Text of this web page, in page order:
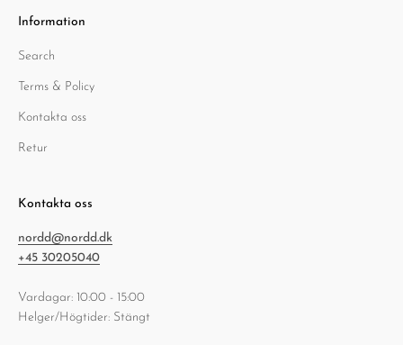
Information
Search
Terms & Policy
Kontakta oss
Retur
Kontakta oss
nordd@nordd.dk
+45 30205040
Vardagar: 10:00 - 15:00
Helger/Högtider: Stängt